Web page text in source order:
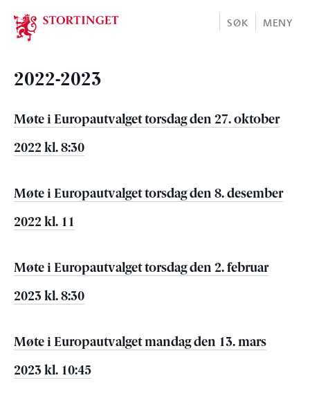
Stortinget.no
SØK MENY
2022-2023
Møte i Europautvalget torsdag den 27. oktober
2022 kl. 8:30
Møte i Europautvalget torsdag den 8. desember
2022 kl. 11
Møte i Europautvalget torsdag den 2. februar
2023 kl. 8:30
Møte i Europautvalget mandag den 13. mars
2023 kl. 10:45